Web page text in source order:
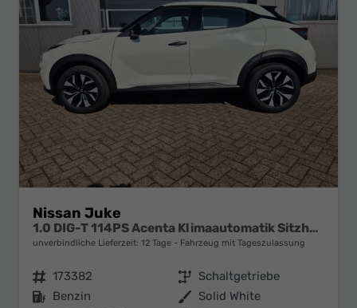
Nissan Juke
1.0 DIG-T 114PS Acenta Klimaautomatik Sitzheizung Rückf.Kamera Bluetooth Touchscreen wireless Apple CarPlay Android Auto
unverbindliche Lieferzeit: 12 Tage Fahrzeug mit Tageszulassung
Fahrzeugnr. 173382 Getriebe Schaltgetriebe
Kraftstoff Benzin Außenfarbe Solid White